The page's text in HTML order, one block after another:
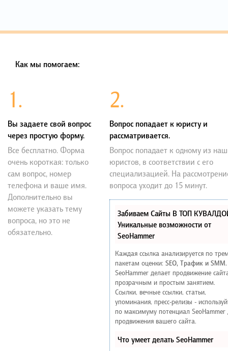
Как мы помогаем:
1.
Вы задаете свой вопрос
через простую форму.
Все бесплатно. Форма
очень короткая: только
сам вопрос, номер
телефона и ваше имя.
Дополнительно вы
можете указать тему
вопроса, но это не
обязательно.
2.
Вопрос попадает к юристу и
рассматривается.
Вопрос попадает к одному из
юристов, в соответствии с его
специализацией. На
вопроса уходит до 15 минут.
Забиваем Сайты В ТОП
Уникальные возможности от
SeoHammer
Каждая ссылка анализируется по
пакетам оценки: SEO, Трафик и SMM.
SeoHammer делает продвижение
прозрачным и простым занятием.
Ссылки, вечные ссылки, статьи,
упоминания, пресс-релизы -
по максимуму потенциал SeoHammer
продвижения вашего сайта.
Что умеет делать SeoHammer